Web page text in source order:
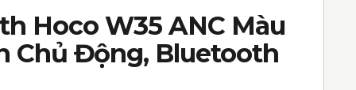
Hoco W35 ANC Màu
Chủ Động, Bluetooth